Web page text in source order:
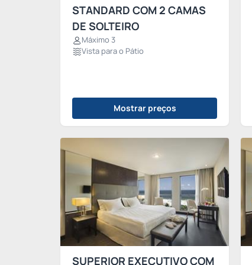
STANDARD COM 2 CAMAS
DE SOLTEIRO
Máximo 3
Vista para o Pátio
Mostrar preços
SUPERIOR EXECUTIVO COM